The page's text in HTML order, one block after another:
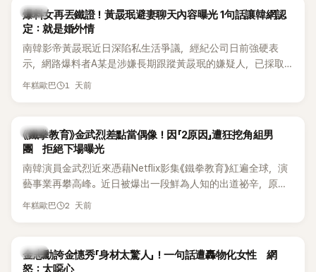
召開了一場泳裝記者招待會。當時她穿著比基尼站在一排攝影
機前，面對媒體擺出各種姿勢，畫面至今仍被網友津津樂道。
這段為平息爭議、直接公開腋下畫面自證清白的往事再度被提
起，節目現場立刻充滿驚呼聲與笑聲，也再次讓人見識到她面
對流言時「豁出去」的直率性格。其實她過去也曾在 SBS 節目
《脫掉鞋子恢單4Men》 中，親自公開那張當年引發話題的「腋下
員身分出道，該團在 2000 年代初期紅極一時，由李智惠、徐
智英兩位女成員，以及張錫炫、Chris Kim 兩位男成員組成。不
過後來爆出長達四年的團內霸凌風波，甚至傳出徐智英母親對
李智惠言語辱罵、動手等爭議，最終團體於 2002 年解散。 團
體解散後，李智惠轉型 solo，靠著綜藝與歌唱實力持續活躍演
藝圈。據悉，她當年能加入 S#arp，也與 李尚敏 的賞識有關。
感情方面，李智惠於 2017 年與圈外男友結婚，婚後育有兩個
目，她經營的 YouTube 頻道也即將突破百萬訂閱，近年內容深
韓星
爆料女再丟鐵證！黃晸珉避妻聊天內容曝光 1句話讓韓網認
定：就是婚外情
南韓影帝黃晸珉近日深陷私生活爭議，經紀公司日前強硬表
示，網路爆料者A某是涉嫌長期跟蹤黃晸珉的嫌疑人，已採取
法律行動。不過，A某並未因此停止發聲，5日再度透過社群平
年糕歐巴 1 天前
韓星
《鐵拳教育》金武烈差點當偶像！因「2原因」遭狂挖角組男
團 拒絕下場曝光
南韓演員金武烈近來憑藉Netflix影集《鐵拳教育》紅遍全球，演
藝事業再攀高峰。近日被爆出一段鮮為人知的出道祕辛，原來
他當年差點不是以演員身分出道，而是成為男團偶像的一員。
年糕歐巴 2 天前
韓星
金志勳誇金憓秀「身材太驚人」！一句話遭轟物化女性 網
怒：太噁心